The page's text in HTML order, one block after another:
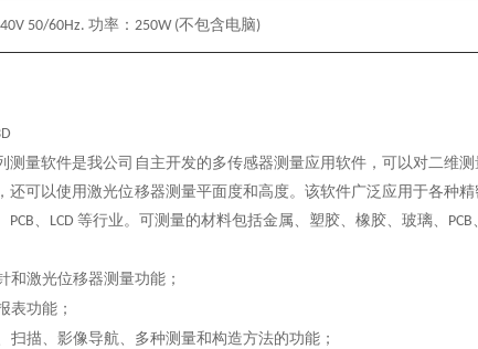
50/60Hz. 功率： 250W (不包含电脑)
测量软件是我公司自主开发的多传感器测量应用软件，可以对二维
还可以使用激光位移器测量平面度和高度。该软件广泛应用于各种
PCB、 LCD 等行业。可测量的材料包括金属、塑胶、橡胶、玻璃、 PCB
和激光位移器测量功能；
表功能；
扫描、影像导航、多种测量和构造方法的功能；